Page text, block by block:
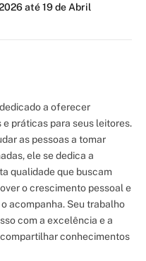
até 19 de Abril
a oferecer
práticas para seus leitores.
as pessoas a tomar
ele se dedica a
qualidade que buscam
o crescimento pessoal e
acompanha. Seu trabalho
com a excelência e a
conhecimentos